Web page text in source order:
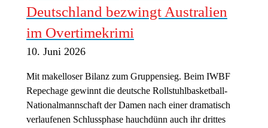
Deutschland bezwingt Australien
im Overtimekrimi
10. Juni 2026
Mit makelloser Bilanz zum Gruppensieg. Beim IWBF
Repechage gewinnt die deutsche Rollstuhlbasketball-
Nationalmannschaft der Damen nach einer dramatisch
verlaufenen Schlussphase hauchdünn auch ihr drittes